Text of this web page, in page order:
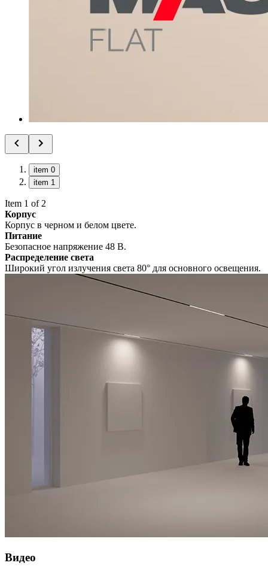
item 0
item 1
Item 1 of 2
Корпус
Корпус в черном и белом цвете.
Питание
Безопасное напряжение 48 В.
Распределение света
Широкий угол излучения света 80° для основного освещения.
Видео